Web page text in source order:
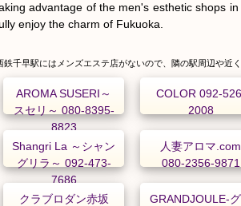
advantage of the men's esthetic shops
enjoy the charm of Fukuoka.
鉄千早駅にはメンズエステ店がないので、隣の駅周辺や近
AROMA SUSERI～
スセリ～ 080-8395-
8823
COLOR 092-
2008
Shangri La ～シャン
グリラ～ 092-473-
7686
人妻アロマ.com
080-2356-9871
クラブロダン赤坂
GRANDJOULE-